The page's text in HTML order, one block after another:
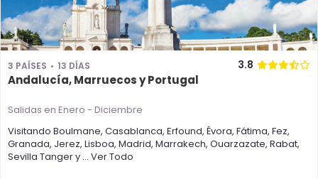
3 PAÍSES 13 DÍAS 3.8
Andalucía, Marruecos y Portugal
Salidas en Enero - Diciembre
Visitando Boulmane, Casablanca, Erfound, Évora, Fátima, Fez,
Granada, Jerez, Lisboa, Madrid, Marrakech, Ouarzazate, Rabat,
Sevilla Tangery ... Ver Todo